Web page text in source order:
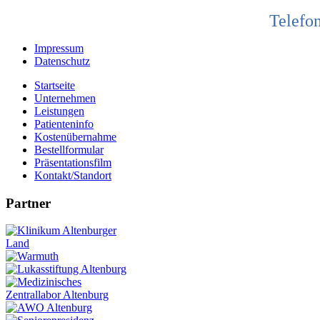
Impressum
Datenschutz
Startseite
Unternehmen
Leistungen
Patienteninfo
Kostenübernahme
Bestellformular
Präsentationsfilm
Kontakt/Standort
Partner